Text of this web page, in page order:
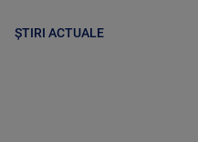
ȘTIRI ACTUALE